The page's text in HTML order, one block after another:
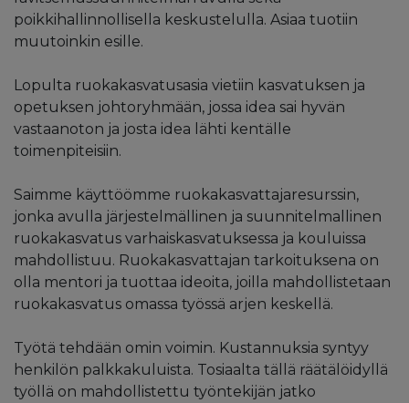
poikkihallinnollisella keskustelulla. Asiaa tuotiin
muutoinkin esille.
Lopulta ruokakasvatusasia vietiin kasvatuksen ja
opetuksen johtoryhmään, jossa idea sai hyvän
vastaanoton ja josta idea lähti kentälle
toimenpiteisiin.
Saimme käyttöömme ruokakasvattajaresurssin,
jonka avulla järjestelmällinen ja suunnitelmallinen
ruokakasvatus varhaiskasvatuksessa ja kouluissa
mahdollistuu. Ruokakasvattajan tarkoituksena on
olla mentori ja tuottaa ideoita, joilla mahdollistetaan
ruokakasvatus omassa työssä arjen keskellä.
Työtä tehdään omin voimin. Kustannuksia syntyy
henkilön palkkakuluista. Tosiaalta tällä räätälöidyllä
työllä on mahdollistettu työntekijän jatko